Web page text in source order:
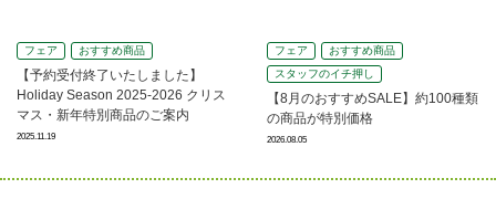
フェア おすすめ商品
【予約受付終了いたしました】
Holiday Season 2025-2026 クリス
マス・新年特別商品のご案内
2025.11.19
フェア
おすすめ商品
スタッフのイチ押し
【8月のおすすめSALE】約100種類
の商品が特別価格
2026.08.05